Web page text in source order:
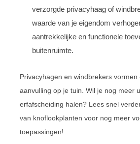
verzorgde privacyhaag of
waarde van je eigendom
aantrekkelijke en functionele
buitenruimte.
Privacyhagen en windbrekers vormen
aanvulling op je tuin. Wil je nog meer
erfafscheiding halen? Lees snel
van knoflookplanten voor nog meer
toepassingen!